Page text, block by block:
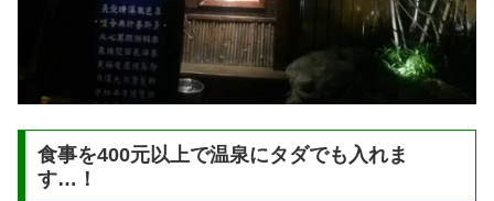
食事を400元以上で温泉にタダでも入れま
す…！